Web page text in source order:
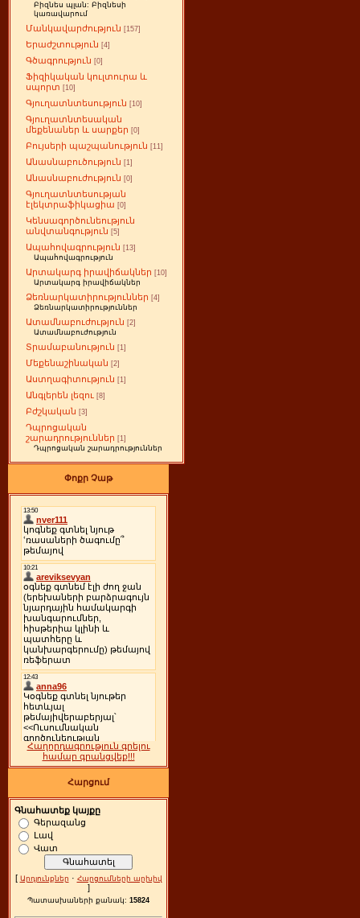
Բիզնես պլան: Բիզնեսի
կառավարում
Մանկավարժություն [157]
Երաժշտություն [4]
Գծագրություն [0]
Ֆիզիկական կուլտուրա և
սպորտ [10]
Գյուղատնտեսություն [10]
Գյուղատնտեսական
մեքենաներ և սարքեր [0]
Բույսերի պաշպանություն [11]
Անասնաբուծություն [1]
Անասնաբուժություն [0]
Գյուղատնտեսության
էլեկտրաֆիկացիա [0]
Կենսագործունեություն
անվտանգություն [5]
Ապահովագրություն [13]
Ապահովագրություն
Արտակարգ իրավիճակներ [10]
Արտակարգ իրավիճակներ
Ձեռնարկատիրություններ [4]
Ձեռնարկատիրություններ
Ատամնաբուժություն [2]
Ատամնաբուժություն
Տրամաբանություն [1]
Մեքենաշինական [2]
Աստղագիտություն [1]
Անգլերեն լեզու [8]
Բժշկական [3]
Դպրոցական
շարադրություններ [1]
Դպրոցական շարադրություններ
Փոքր Չաթ
Հաղորդագրություն գրելու
համար գրանցվեք!!!
Հարցում
Գնահատեք կայքը
Գերազանց
Լավ
Վատ
[ Արդյունքներ · Հարցումների արխիվ
]
Պատասխաների քանակ: 15824